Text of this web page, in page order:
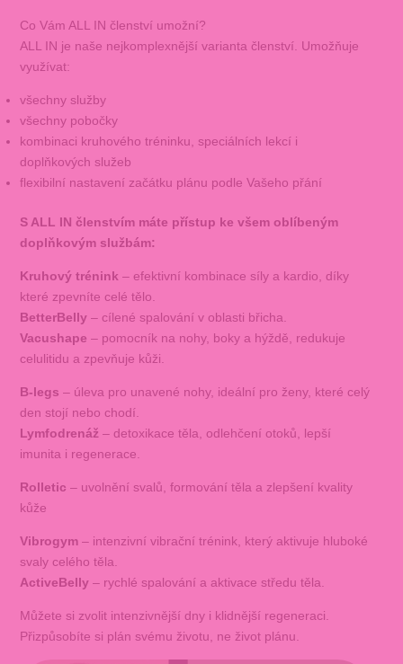
Co Vám ALL IN členství umožní?
ALL IN je naše nejkomplexnější varianta členství. Umožňuje
využívat:
všechny služby
všechny pobočky
kombinaci kruhového tréninku, speciálních lekcí i
doplňkových služeb
flexibilní nastavení začátku plánu podle Vašeho přání
S ALL IN členstvím máte přístup ke všem oblíbeným
doplňkovým službám:
Kruhový trénink – efektivní kombinace síly a kardio, díky
které zpevníte celé tělo.
BetterBelly– cílené spalování v oblasti břicha.
Vacushape – pomocník na nohy, boky a hýždě, redukuje
celulitidu a zpevňuje kůži.
B-legs – úleva pro unavené nohy, ideální pro ženy, které celý
den stojí nebo chodí.
Lymfodrenáž – detoxikace těla, odlehčení otoků, lepší
imunita i regenerace.
Rolletic – uvolnění svalů, formování těla a zlepšení kvality
kůže
Vibrogym– intenzivní vibrační trénink, který aktivuje hluboké
svaly celého těla.
ActiveBelly– rychlé spalování a aktivace středu těla.
Můžete si zvolit intenzivnější dny i klidnější regeneraci.
Přizpůsobíte si plán svému životu, ne život plánu.